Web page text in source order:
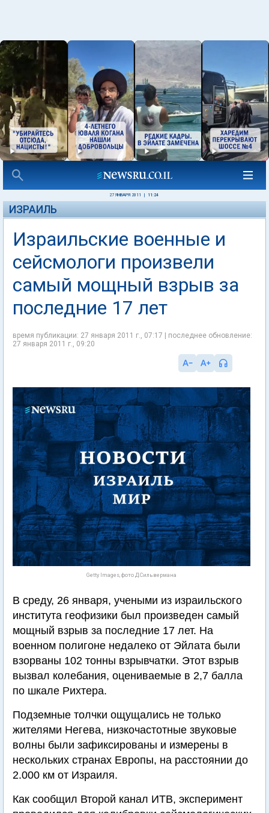
27 ЯНВАРЯ 2011 11:24
ИЗРАИЛЬ
Израильские военные и
сейсмологи произвели
самый мощный взрыв за
последние 17 лет
время публикации: 27 января 2011 г., 07:17 | последнее обновление:
27 января 2011 г., 09:20
Getty Images, фото Д.Сильвермана
В среду, 26 января, учеными из израильского
института геофизики был произведен самый
мощный взрыв за последние 17 лет. На
военном полигоне недалеко от Эйлата были
взорваны 102 тонны взрывчатки. Этот взрыв
вызвал колебания, оцениваемые в 2,7 балла
по шкале Рихтера.
Подземные толчки ощущались не только
жителями Негева, низкочастотные звуковые
волны были зафиксированы и измерены в
нескольких странах Европы, на расстоянии до
2.000 км от Израиля.
Как сообщил Второй канал ИТВ, эксперимент